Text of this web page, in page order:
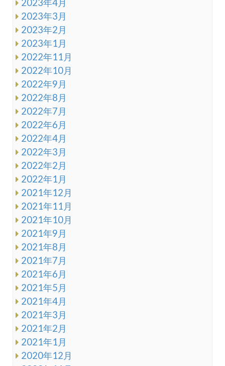
2023年4月
2023年3月
2023年2月
2023年1月
2022年11月
2022年10月
2022年9月
2022年8月
2022年7月
2022年6月
2022年4月
2022年3月
2022年2月
2022年1月
2021年12月
2021年11月
2021年10月
2021年9月
2021年8月
2021年7月
2021年6月
2021年5月
2021年4月
2021年3月
2021年2月
2021年1月
2020年12月